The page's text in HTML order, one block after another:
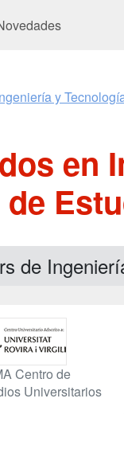
y
en
de
Centro de
Universitarios